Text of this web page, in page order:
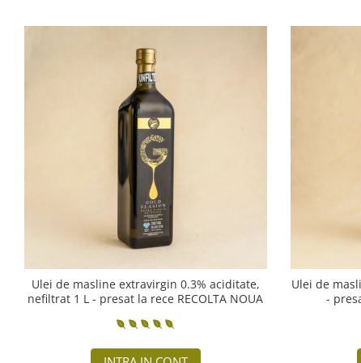
Ulei de masline extravirgin 0.3% aciditate,
nefiltrat 1 L - presat la rece RECOLTA NOUA
Ulei de
-